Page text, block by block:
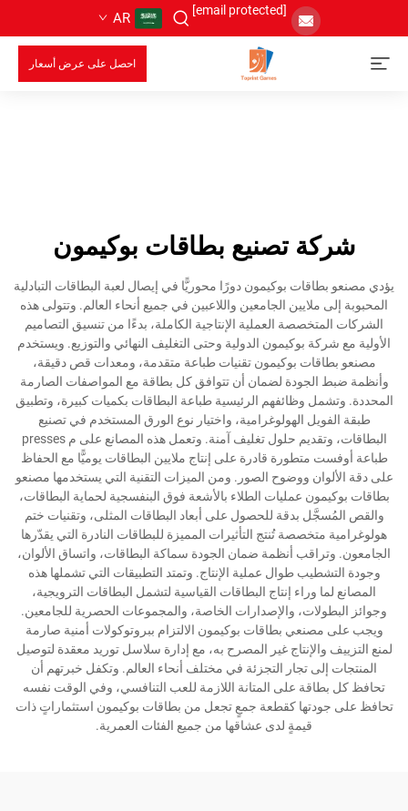
[email protected]
AR
احصل على عرض أسعار
شركة تصنيع بطاقات بوكيمون
يؤدي مصنعو بطاقات بوكيمون دورًا محوريًّا في إيصال لعبة البطاقات التبادلية
المحبوبة إلى ملايين الجامعين واللاعبين في جميع أنحاء العالم. وتتولى هذه
الشركات المتخصصة العملية الإنتاجية الكاملة، بدءًا من تنسيق التصاميم
الأولية مع شركة بوكيمون الدولية وحتى التغليف النهائي والتوزيع. ويستخدم
مصنعو بطاقات بوكيمون تقنيات طباعة متقدمة، ومعدات قص دقيقة،
وأنظمة ضبط الجودة لضمان أن تتوافق كل بطاقة مع المواصفات الصارمة
المحددة. وتشمل وظائفهم الرئيسية طباعة البطاقات بكميات كبيرة، وتطبيق
طبقة الفويل الهولوغرامية، واختيار نوع الورق المستخدم في تصنيع
البطاقات، وتقديم حلول تغليف آمنة. وتعمل هذه المصانع على م presses
طباعة أوفست متطورة قادرة على إنتاج ملايين البطاقات يوميًّا مع الحفاظ
على دقة الألوان ووضوح الصور. ومن الميزات التقنية التي يستخدمها مصنعو
بطاقات بوكيمون عمليات الطلاء بالأشعة فوق البنفسجية لحماية البطاقات،
والقص المُسجَّل بدقة للحصول على أبعاد البطاقات المثلى، وتقنيات ختم
هولوغرامية متخصصة تُنتج التأثيرات المميزة للبطاقات النادرة التي يقدّرها
الجامعون. وتراقب أنظمة ضمان الجودة سماكة البطاقات، واتساق الألوان،
وجودة التشطيب طوال عملية الإنتاج. وتمتد التطبيقات التي تشملها هذه
المصانع لما وراء إنتاج البطاقات القياسية لتشمل البطاقات الترويجية،
وجوائز البطولات، والإصدارات الخاصة، والمجموعات الحصرية للجامعين.
ويجب على مصنعي بطاقات بوكيمون الالتزام ببروتوكولات أمنية صارمة
لمنع التزييف والإنتاج غير المصرح به، مع إدارة سلاسل توريد معقدة لتوصيل
المنتجات إلى تجار التجزئة في مختلف أنحاء العالم. وتكفل خبرتهم أن
تحافظ كل بطاقة على المتانة اللازمة للعب التنافسي، وفي الوقت نفسه
تحافظ على جودتها كقطعة جمعٍ تجعل من بطاقات بوكيمون استثماراتٍ ذات
قيمةٍ لدى عشاقها من جميع الفئات العمرية.